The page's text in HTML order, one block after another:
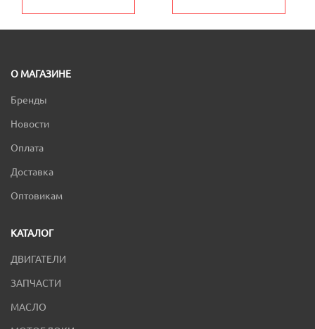
О МАГАЗИНЕ
Бренды
Новости
Оплата
Доставка
Оптовикам
КАТАЛОГ
ДВИГАТЕЛИ
ЗАПЧАСТИ
МАСЛО